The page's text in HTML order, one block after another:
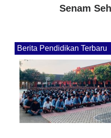
Senam
Berita Pendidikan Terbaru